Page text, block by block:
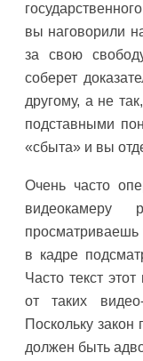
вы наговорили
за свою
соберет
другому, а не
подставными
«сбыта» и вы
Очень часто
видеокамеру
просматриваешь
в кадре
Часто текст
от таких
Поскольку закон
должен быть